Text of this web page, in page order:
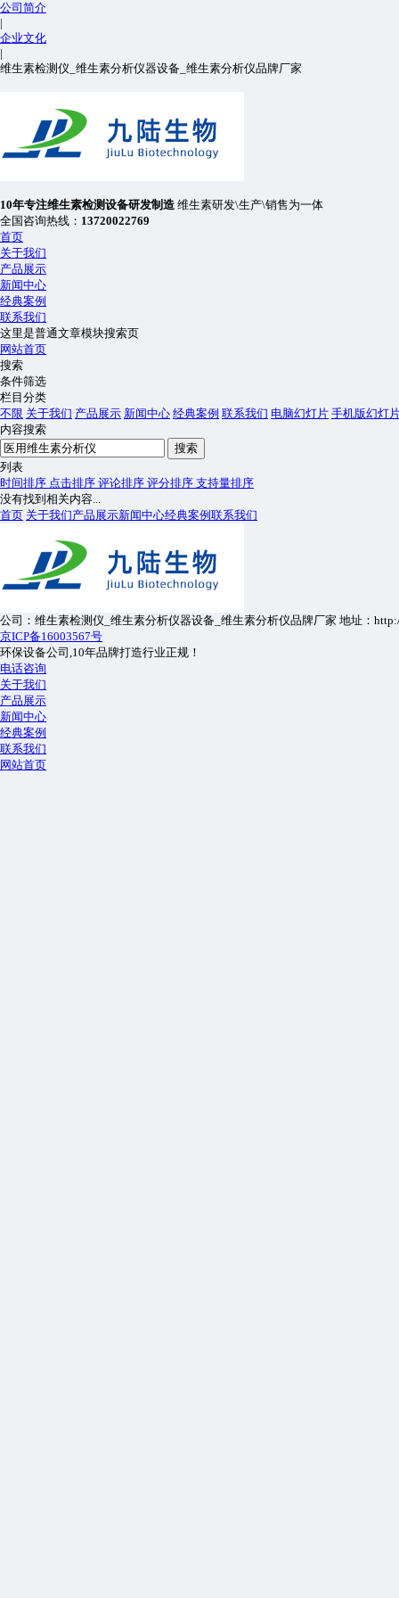
公司简介
|
企业文化
|
维生素检测仪_维生素分析仪器设备_维生素分析仪品牌厂家
10年专注维生素检测设备研发制造 维生素研发\生产\销售为一体
全国咨询热线： 13720022769
首页
关于我们
产品展示
新闻中心
经典案例
联系我们
这里是普通文章模块搜索页
网站首页
搜索
条件筛选
栏目分类
不限 关于我们 产品展示 新闻中心 经典案例 联系我们 电脑幻灯片 手机版幻灯
内容搜索
搜索
列表
时间排序 点击排序 评论排序 评分排序 支持量排序
没有找到相关内容...
首页 关于我们产品展示新闻中心经典案例 联系我们
公司：维生素检测仪_维生素分析仪器设备_维生素分析仪品牌厂家 地址：
京ICP备16003567号
环保设备公司,10年品牌打造行业正规！
电话咨询
关于我们
产品展示
新闻中心
经典案例
联系我们
网站首页